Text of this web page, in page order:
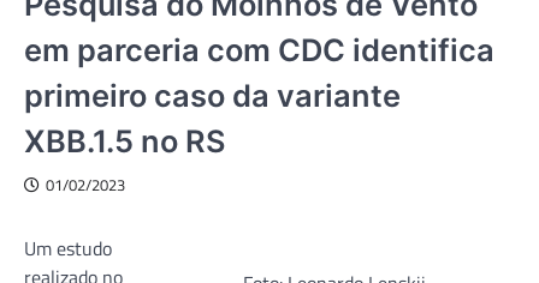
em parceria com CDC identifica
primeiro caso da variante
XBB.1.5 no RS
01/02/2023
Um estudo
realizado no